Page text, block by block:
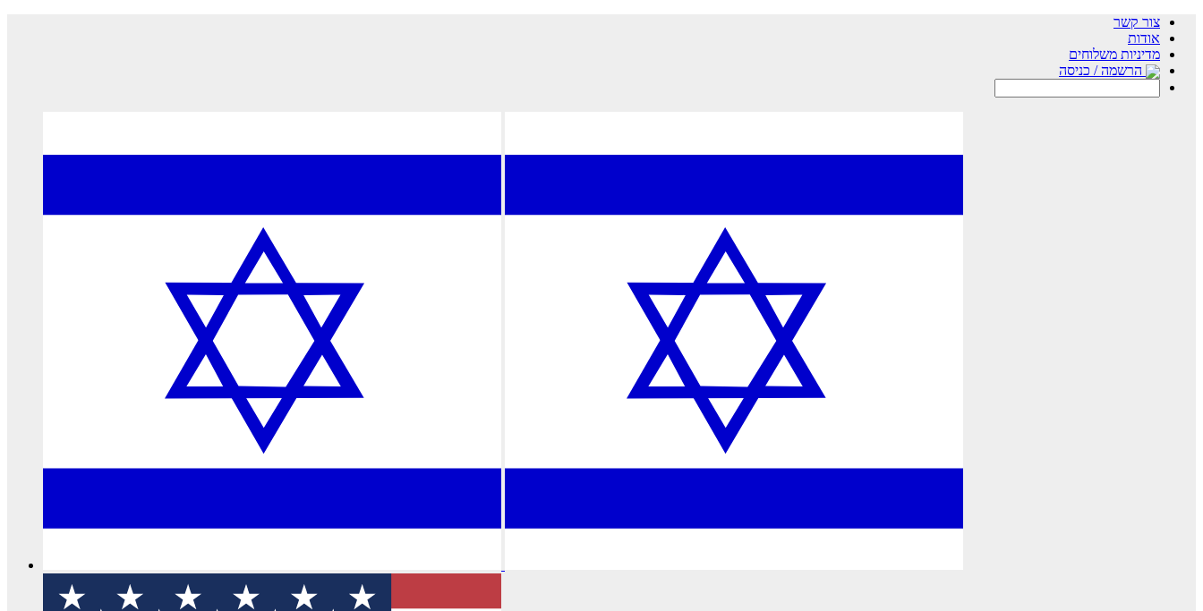
צור קשר
אודות
מדיניות משלוחים
הרשמה / כניסה